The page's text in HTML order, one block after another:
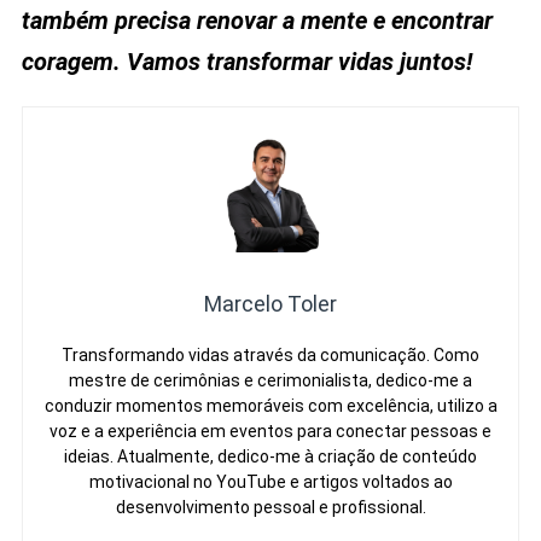
também precisa renovar a mente e encontrar
coragem. Vamos transformar vidas juntos!
Marcelo Toler
Transformando vidas através da comunicação. Como
mestre de cerimônias e cerimonialista, dedico-me a
conduzir momentos memoráveis com excelência, utilizo a
voz e a experiência em eventos para conectar pessoas e
ideias. Atualmente, dedico-me à criação de conteúdo
motivacional no YouTube e artigos voltados ao
desenvolvimento pessoal e profissional.